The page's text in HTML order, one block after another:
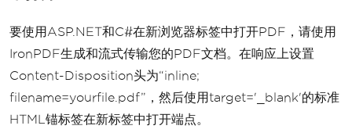
要使用ASP.NET和C#在新浏览器标签中打开PDF，请使用
IronPDF生成和流式传输您的PDF文档。在响应上设置
Content-Disposition头为“inline;
filename=yourfile.pdf”，然后使用target='_blank'的标准
HTML锚标签在新标签中打开端点。